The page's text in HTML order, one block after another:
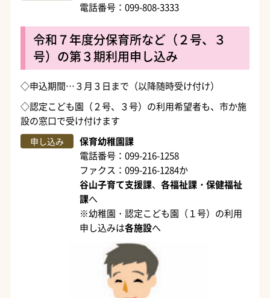
電話番号：099-808-3333
令和７年度分保育所など（２号、３
号）の第３期利用申し込み
◇申込期間…３月３日まで（以降随時受け付け）
◇認定こども園（２号、３号）の利用希望者も、市か施
設の窓口で受け付けます
申し込み
保育幼稚園課
電話番号：099-216-1258
ファクス：099-216-1284か
谷山子育て支援課、各福祉課・保健福祉
課へ
※幼稚園・認定こども園（１号）の利用
申し込みは各施設へ